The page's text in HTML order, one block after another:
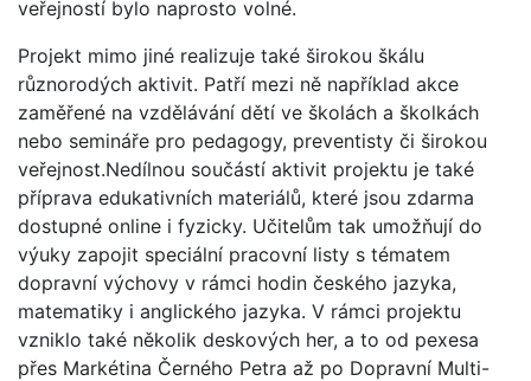
veřejností bylo naprosto volné.
Projekt mimo jiné realizuje také širokou škálu
různorodých aktivit. Patří mezi ně například akce
zaměřené na vzdělávání dětí ve školách a školkách
nebo semináře pro pedagogy, preventisty či širokou
veřejnost.Nedílnou součástí aktivit projektu je také
příprava edukativních materiálů, které jsou zdarma
dostupné online i fyzicky. Učitelům tak umožňují do
výuky zapojit speciální pracovní listy s tématem
dopravní výchovy v rámci hodin českého jazyka,
matematiky i anglického jazyka. V rámci projektu
vzniklo také několik deskových her, a to od pexesa
přes Markétina Černého Petra až po Dopravní Multi-